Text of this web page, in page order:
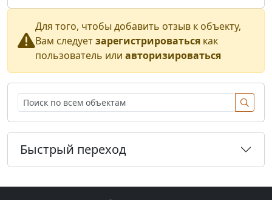
Для того, чтобы добавить отзыв к объекту,
Вам следуетзарегистрироваться как
пользователь или авторизироваться
Быстрый переход